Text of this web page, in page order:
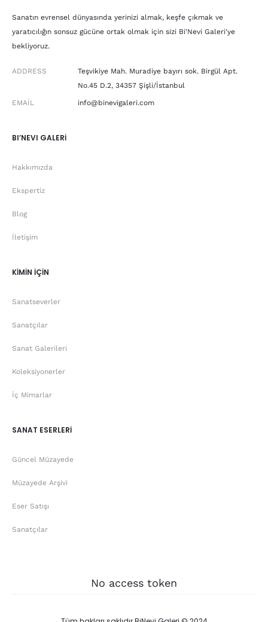
Sanatın evrensel dünyasında yerinizi almak, keşfe çıkmak ve
yaratıcılığın sonsuz gücüne ortak olmak için sizi Bi'Nevi Galeri'ye
bekliyoruz.
ADDRESS
Teşvikiye Mah. Muradiye bayırı sok. Birgül Apt.
No.45 D.2, 34357 Şişli/İstanbul
EMAIL info@binevigaleri.com
BI’NEVI GALERİ
Hakkımızda
Ekspertiz
Blog
İletişim
KİMİN İÇİN
Sanatseverler
Sanatçılar
Sanat Galerileri
Koleksiyonerler
İç Mimarlar
SANAT ESERLERİ
Güncel Müzayede
Müzayede Arşivi
Eser Satışı
Sanatçılar
No access token